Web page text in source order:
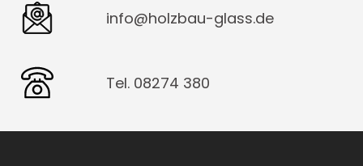
info@holzbau-glass.de
Tel. 08274 380